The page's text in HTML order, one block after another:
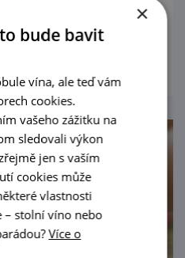
×
bude bavit
vína, ale teď vám
cookies.
vašeho zážitku na
sledovali výkon
jen s vaším
cookies může
vlastnosti
– stolní víno nebo
Více o